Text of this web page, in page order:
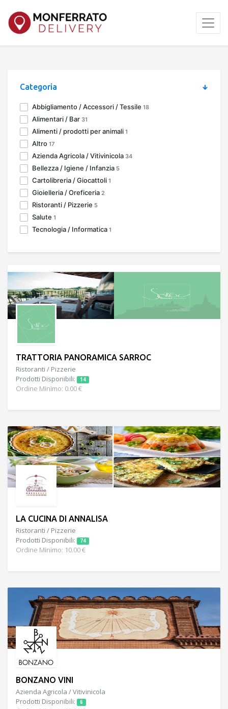
Categoria
Abbigliamento / Accessori / Tessile 18
Alimentari / Bar 31
Alimenti / prodotti per animali 1
Altro 17
Azienda Agricola / Vitivinicola 34
Bellezza / Igiene / Infanzia 5
Cartolibreria / Giocattoli 1
Gioielleria / Oreficeria 2
Ristoranti / Pizzerie 5
Salute 1
Tecnologia / Informatica 1
TRATTORIA PANORAMICA SARROC
Ristoranti / Pizzerie
Prodotti Disponibili:
14
Ordine Minimo: 0.00 €
LA CUCINA DI ANNALISA
Ristoranti / Pizzerie
Prodotti Disponibili:
74
Ordine Minimo: 10.00 €
BONZANO VINI
Azienda Agricola / Vitivinicola
Prodotti Disponibili:
6